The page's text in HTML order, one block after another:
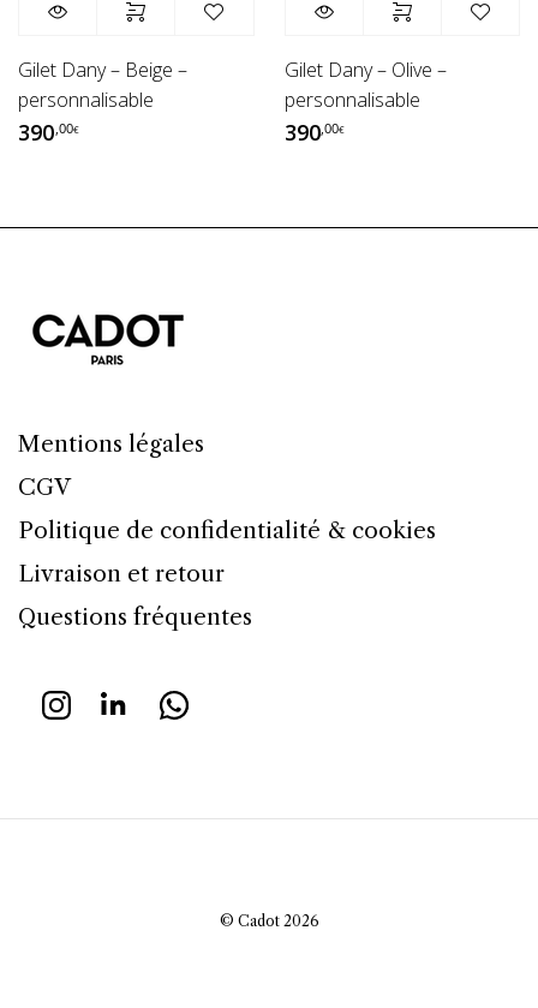
Gilet Dany – Beige –
personnalisable
390,00€
Gilet Dany – Olive –
personnalisable
390,00€
Mentions légales
CGV
Politique de confidentialité & cookies
Livraison et retour
Questions fréquentes
© Cadot 2026